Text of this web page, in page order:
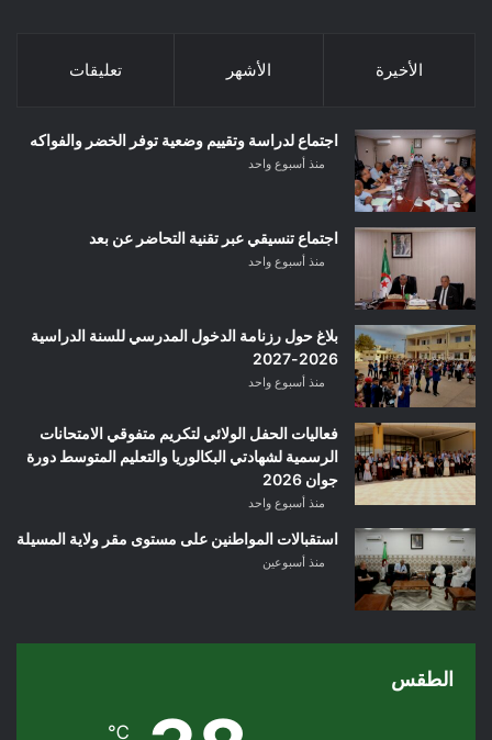
الأخيرة الأشهر تعليقات
اجتماع لدراسة وتقييم وضعية توفر الخضر والفواكه
منذ أسبوع واحد
اجتماع تنسيقي عبر تقنية التحاضر عن بعد
منذ أسبوع واحد
بلاغ حول رزنامة الدخول المدرسي للسنة الدراسية
2026-2027
منذ أسبوع واحد
فعاليات الحفل الولائي لتكريم متفوقي الامتحانات
الرسمية لشهادتي البكالوريا والتعليم المتوسط دورة
جوان 2026
منذ أسبوع واحد
استقبالات المواطنين على مستوى مقر ولاية المسيلة
منذ أسبوعين
الطقس
℃